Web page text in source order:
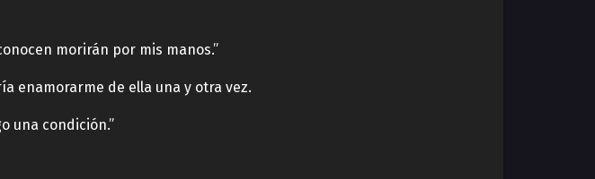
morirán por mis manos.”
enamorarme de ella una y otra vez.
una condición.”